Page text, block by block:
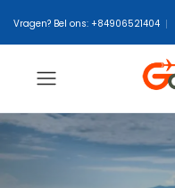
Vragen? Bel ons: +84906521404